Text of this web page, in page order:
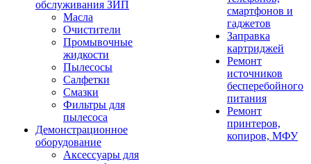
обслуживания ЗИП
Масла
Очистители
Промывочные
жидкости
Пылесосы
Салфетки
Смазки
Фильтры для
пылесоса
Демонстрационное
оборудование
Аксессуары для
смартфонов и
гаджетов
Заправка
картриджей
Ремонт
источников
бесперебойного
питания
Ремонт
принтеров,
копиров, МФУ